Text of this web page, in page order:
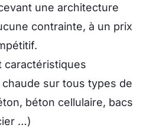
une architecture
contrainte, à un prix
caractéristiques
sur tous types de
béton cellulaire, bacs
…)